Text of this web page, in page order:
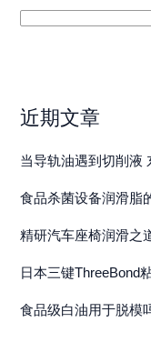
守
效
近期文章
当导轨油遇到切削液
食品杀菌设备润滑脂
精研汽车座椅润滑之
日本三键ThreeBond
食品级白油用于脱模